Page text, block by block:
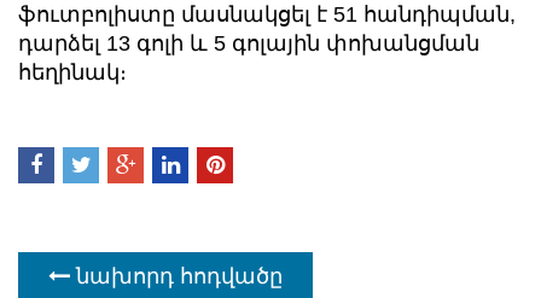
ֆուտբոլիստը մասնակցել է 51 հանդիպման,
դարձել 13 գոլի և 5 գոլային փոխանցման
հեղինակ։
նախորդ հոդվածը